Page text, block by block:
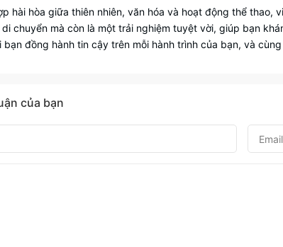
hài hòa giữa thiên nhiên, văn hóa và hoạt động thể thao,
chuyển mà còn là một trải nghiệm tuyệt vời, giúp bạn
bạn đồng hành tin cậy trên mỗi hành trình của bạn, và
của bạn